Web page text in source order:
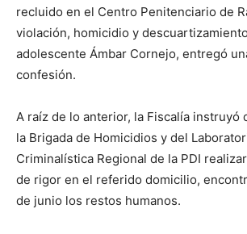
recluido en el Centro Penitenciario de
violación, homicidio y
adolescente Ámbar Cornejo, entregó
confesión.
A raíz de lo anterior, la Fiscalía instruyó
la Brigada de Homicidios y del
Criminalística Regional de la PDI
de rigor en el referido domicilio,
de junio los restos humanos.